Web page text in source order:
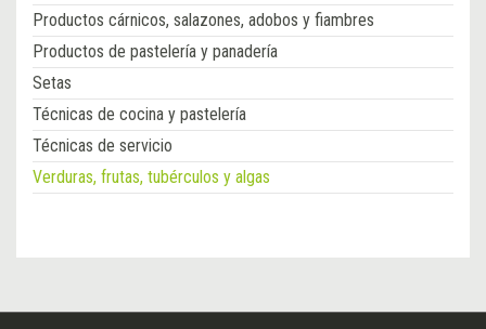
Productos cárnicos, salazones, adobos y fiambres
Productos de pastelería y panadería
Setas
Técnicas de cocina y pastelería
Técnicas de servicio
Verduras, frutas, tubérculos y algas